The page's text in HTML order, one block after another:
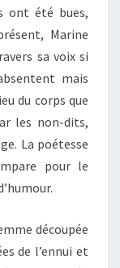
ont été bues,
Marine
sa voix si
mais
du corps que
les non-dits,
La poétesse
pour le
découpée
de l’ennui et